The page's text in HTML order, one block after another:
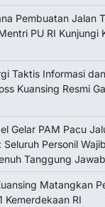
Pembuatan Jalan
PU RI Kunjungi
Taktis Informasi
Kuansing Resmi
Gelar PAM Pacu
Seluruh Personil
Tanggung Jawab
Matangkan
Kemerdekaan RI